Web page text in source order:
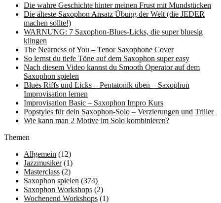
Die wahre Geschichte hinter meinen Frust mit Mundstücken
Die älteste Saxophon Ansatz Übung der Welt (die JEDER
machen sollte!)
WARNUNG: 7 Saxophon-Blues-Licks, die super bluesig
klingen
The Nearness of You – Tenor Saxophone Cover
So lernst du tiefe Töne auf dem Saxophon super easy
Nach diesem Video kannst du Smooth Operator auf dem
Saxophon spielen
Blues Riffs und Licks – Pentatonik üben – Saxophon
Improvisation lernen
Improvisation Basic – Saxophon Impro Kurs
Popstyles für dein Saxophon-Solo – Verzierungen und Triller
Wie kann man 2 Motive im Solo kombinieren?
Themen
Allgemein (12)
Jazzmusiker(1)
Masterclass (2)
Saxophon spielen (374)
Saxophon Workshops (2)
Wochenend Workshops (1)